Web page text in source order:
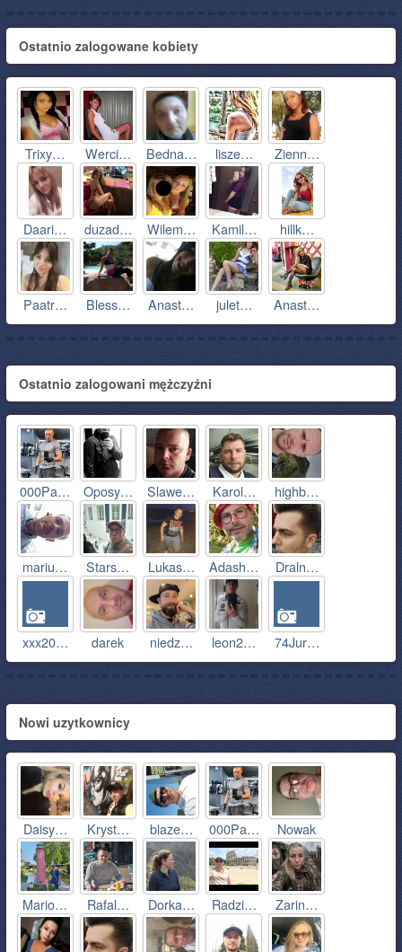
Ostatnio zalogowane kobiety
Trixy… Werci… Bedna… lisze… Zienn…
Daari… duzad… Wilem… Kamil… hillk…
Paatr… Bless… Anast… julet… Anast…
Ostatnio zalogowani mężczyźni
000Pa… Oposy… Slawe… Karol… highb…
mariu… Stars… Lukas… Adash… Draln…
xxx20… darek niedz… leon2… 74Jur…
Nowi uzytkownicy
Daisy… Kryst… blaze… 000Pa… Nowak
Mario… Rafal… Dorka… Radzi… Zarin…